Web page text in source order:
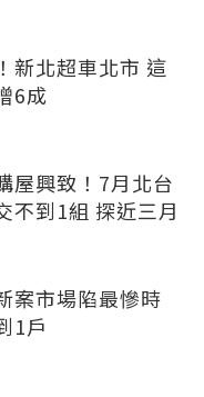
新北超車北市 這
6成
屋興致！7月北台
不到1組 探近三月
案市場陷最慘時
1戶